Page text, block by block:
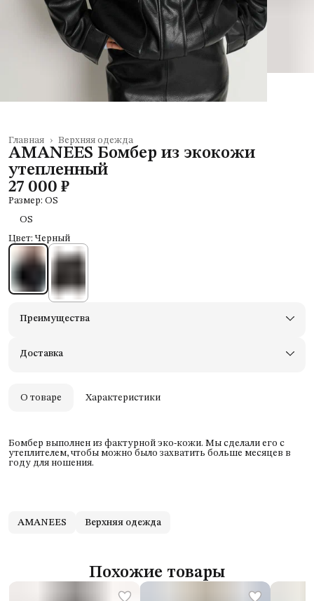
Верхняя одежда
Главная ›
AMANEES Бомбер из экокожи
утепленный
27 000 ₽
Размер: OS
OS
Цвет: Черный
Преимущества
Оплата — картой, СБП или наличными
Доставка
О товаре Характеристики
Бомбер выполнен из фактурной эко-кожи. Мы сделали его с
утеплителем, чтобы можно было захватить больше месяцев в
году для ношения.
AMANEES Верхняя одежда
Похожие товары